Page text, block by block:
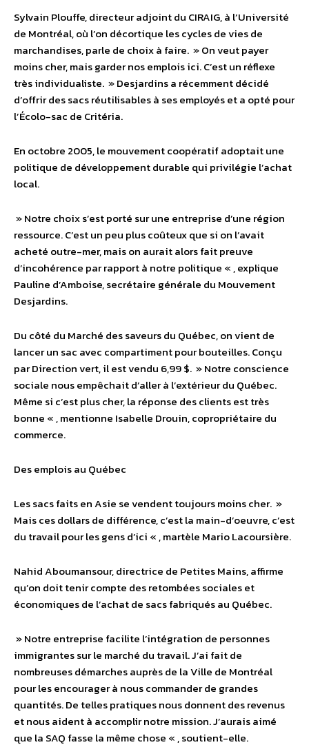
Sylvain Plouffe, directeur adjoint du CIRAIG, à l’Université
de Montréal, où l’on décortique les cycles de vies de
marchandises, parle de choix à faire. » On veut payer
moins cher, mais garder nos emplois ici. C’est un réflexe
très individualiste. » Desjardins a récemment décidé
d’offrir des sacs réutilisables à ses employés et a opté pour
l’Écolo-sac de Critéria.
En octobre 2005, le mouvement coopératif adoptait une
politique de développement durable qui privilégie l’achat
local.
» Notre choix s’est porté sur une entreprise d’une région
ressource. C’est un peu plus coûteux que si on l’avait
acheté outre-mer, mais on aurait alors fait preuve
d’incohérence par rapport à notre politique « , explique
Pauline d’Amboise, secrétaire générale du Mouvement
Desjardins.
Du côté du Marché des saveurs du Québec, on vient de
lancer un sac avec compartiment pour bouteilles. Conçu
par Direction vert, il est vendu 6,99 $. » Notre conscience
sociale nous empêchait d’aller à l’extérieur du Québec.
Même si c’est plus cher, la réponse des clients est très
bonne « , mentionne Isabelle Drouin, copropriétaire du
commerce.
Des emplois au Québec
Les sacs faits en Asie se vendent toujours moins cher. »
Mais ces dollars de différence, c’est la main-d’oeuvre, c’est
du travail pour les gens d’ici « , martèle Mario Lacoursière.
Nahid Aboumansour, directrice de Petites Mains, affirme
qu’on doit tenir compte des retombées sociales et
économiques de l’achat de sacs fabriqués au Québec.
» Notre entreprise facilite l’intégration de personnes
immigrantes sur le marché du travail. J’ai fait de
nombreuses démarches auprès de la Ville de Montréal
pour les encourager à nous commander de grandes
quantités. De telles pratiques nous donnent des revenus
et nous aident à accomplir notre mission. J’aurais aimé
que la SAQ fasse la même chose « , soutient-elle.